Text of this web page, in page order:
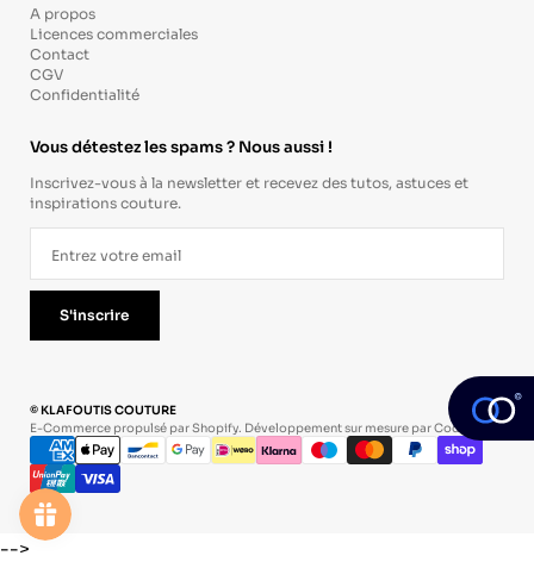
A propos
Licences commerciales
Contact
CGV
Confidentialité
Vous détestez les spams ? Nous aussi !
Inscrivez-vous à la newsletter et recevez des tutos, astuces et
inspirations couture.
S'inscrire
© KLAFOUTIS COUTURE
E-Commerce propulsé par Shopify. Développement sur mesure parCodevo.
-->